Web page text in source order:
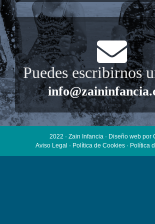
Puedes escribirnos
2022 · Zain Infancia · Diseño webpor
Aviso Legal · Política de Cookies· Política